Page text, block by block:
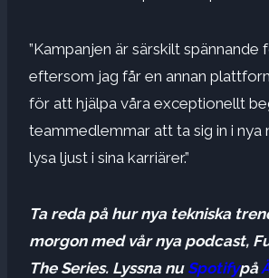
”Kampanjen är särskilt spännande
eftersom jag får en annan
för att hjälpa våra exceptionellt
teammedlemmar att ta sig in i
lysa ljust i sina karriärer.”
Ta reda på hur nya tekniska
morgon med vår nya podcast,
The Series. Lyssna nu Spotifypå